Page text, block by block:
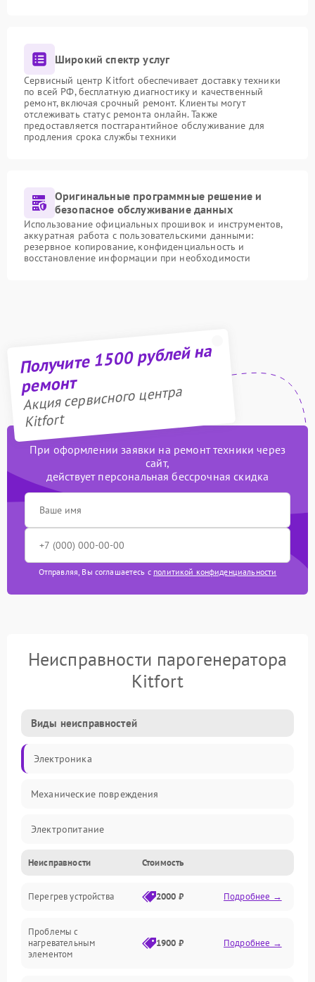
Широкий спектр услуг
Сервисный центр Kitfort обеспечивает доставку техники
по всей РФ, бесплатную диагностику и качественный
ремонт, включая срочный ремонт. Клиенты могут
отслеживать статус ремонта онлайн. Также
предоставляется постгарантийное обслуживание для
продления срока службы техники
Оригинальные программные решение и
безопасное обслуживание данных
Использование официальных прошивок и инструментов,
аккуратная работа с пользовательскими данными:
резервное копирование, конфиденциальность и
восстановление информации при необходимости
Получите 1500 рублей на
ремонт
Акция сервисного центра
Kitfort
При оформлении заявки на ремонт техники через
сайт,
действует персональная бессрочная скидка
Отправляя, Вы соглашаетесь с политикой конфиденциальности
Неисправности парогенератора
Kitfort
Виды неисправностей
Электроника
Механические повреждения
Электропитание
Парообразование
Герметичность
Механика
Неисправности Стоимость
Перегрев устройства 2000 ₽ Подробнее →
Проблемы с
нагревательным
элементом
1900 ₽ Подробнее →